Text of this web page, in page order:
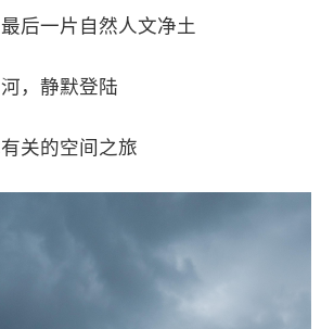
后一片自然人文净土
，静默登陆
关的空间之旅